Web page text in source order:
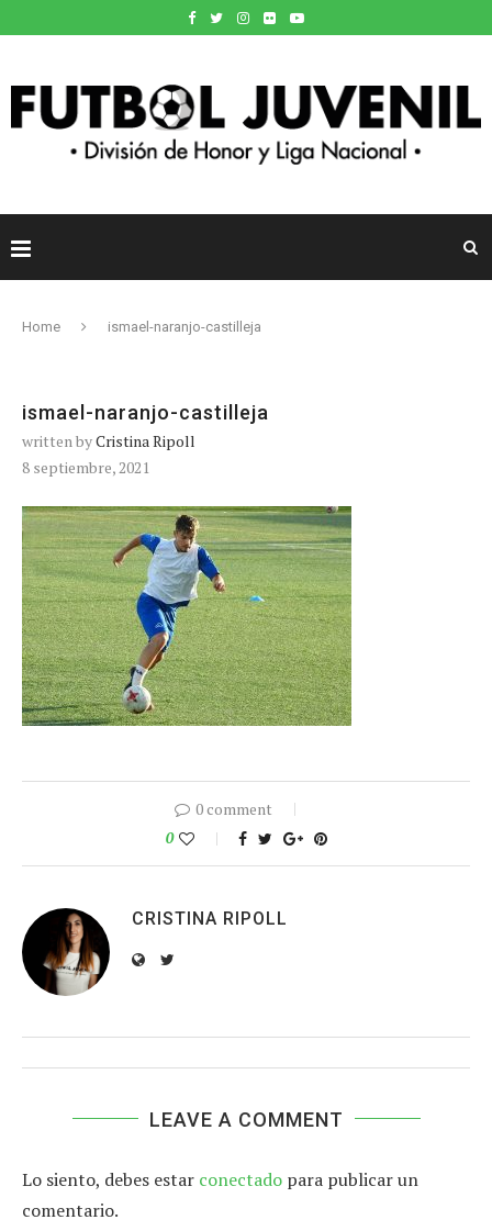
Home ismael-naranjo-castilleja
ismael-naranjo-castilleja
written byCristina Ripoll
8 septiembre, 2021
0 comment
0
CRISTINA RIPOLL
LEAVE A COMMENT
Lo siento, debes estar conectado para publicar un
comentario.